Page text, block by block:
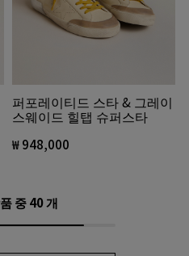
퍼포레이티드 스타 & 그레이
스웨이드 힐탭 슈퍼스타
₩ 948,000
중40개